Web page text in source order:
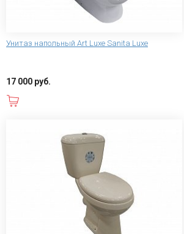
Унитаз напольный Art Luxe Sanita Luxe
17 000 руб.